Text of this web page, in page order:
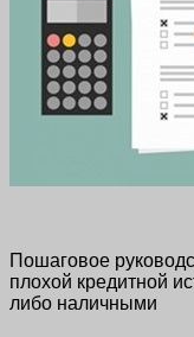
Пошаговое
плохой кредитной
либо наличными